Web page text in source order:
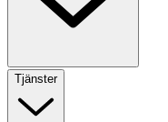
Tjänster